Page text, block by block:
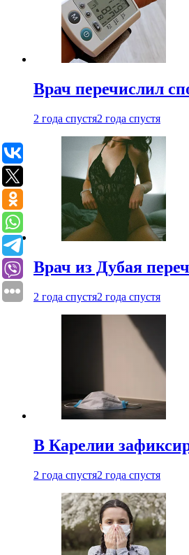
Врач перечислил
2 года спустя2 года спустя
Врач из Дубая
2 года спустя2 года спустя
В Карелии
2 года спустя2 года спустя